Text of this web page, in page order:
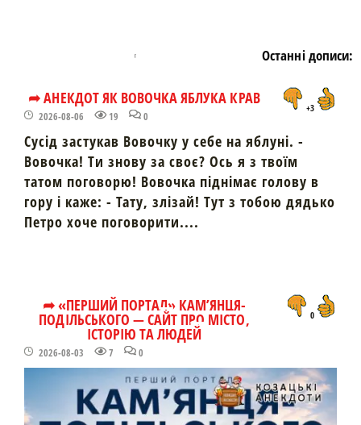
Останні дописи:
➦ АНЕКДОТ ЯК ВОВОЧКА ЯБЛУКА КРАВ
2026-08-06 19 0
+3
Сусід застукав Вовочку у себе на яблуні. -
Вовочка! Ти знову за своє? Ось я з твоїм
татом поговорю! Вовочка піднімає голову в
гору і каже: - Тату, злізай! Тут з тобою дядько
Петро хоче поговорити....
➦ «ПЕРШИЙ ПОРТАЛ» КАМ’ЯНЦЯ-
ПОДІЛЬСЬКОГО — САЙТ ПРО МІСТО,
ІСТОРІЮ ТА ЛЮДЕЙ
2026-08-03 7 0
0